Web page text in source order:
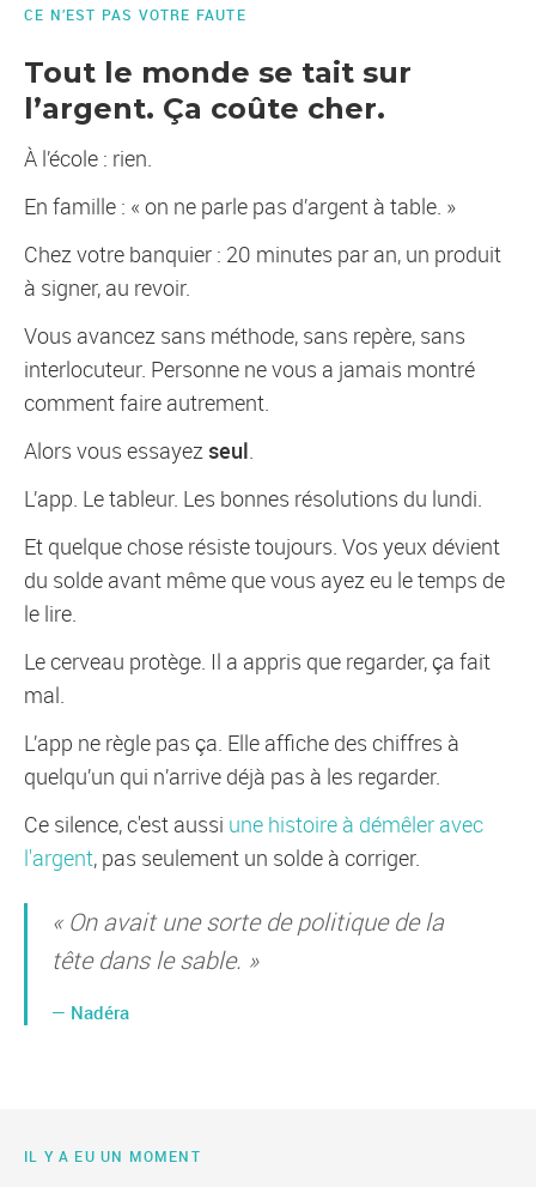
CE N’EST PAS VOTRE FAUTE
Tout le monde se tait sur
l’argent. Ça coûte cher.
À l’école : rien.
En famille : « on ne parle pas d’argent à table. »
Chez votre banquier : 20 minutes par an, un produit
à signer, au revoir.
Vous avancez sans méthode, sans repère, sans
interlocuteur. Personne ne vous a jamais montré
comment faire autrement.
Alors vous essayez seul.
L’app. Le tableur. Les bonnes résolutions du lundi.
Et quelque chose résiste toujours. Vos yeux dévient
du solde avant même que vous ayez eu le temps de
le lire.
Le cerveau protège. Il a appris que regarder, ça fait
mal.
L’app ne règle pas ça. Elle affiche des chiffres à
quelqu’un qui n’arrive déjà pas à les regarder.
Ce silence,c'est aussi une histoire à démêler avec
l'argent, pas seulement un solde à corriger.
« On avait une sorte de politique de la
tête dans le sable. »
— Nadéra
IL Y A EU UN MOMENT